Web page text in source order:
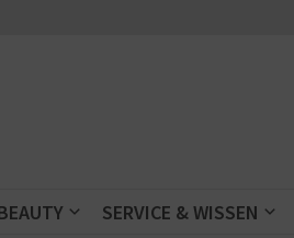
SERVICE & WISSEN